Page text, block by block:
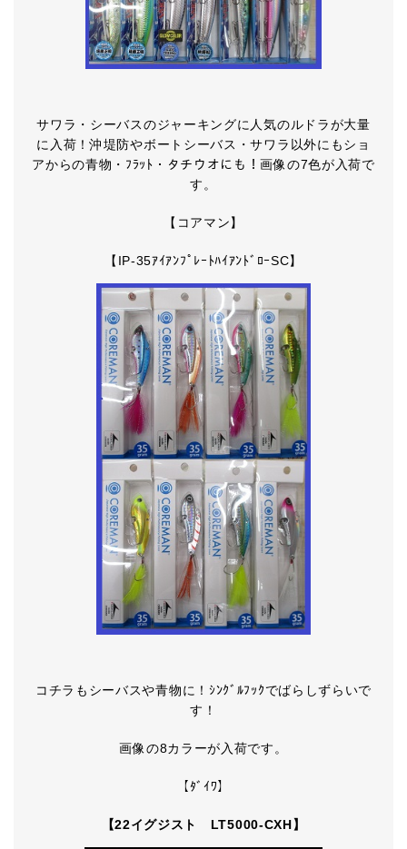
サワラ・シーバスのジャーキングに人気のルドラが大量
に入荷！沖堤防やボートシーバス・サワラ以外にもショ
アからの青物・ﾌﾗｯﾄ・タチウオにも！画像の7色が入荷で
す。
【コアマン】
【IP-35ｱｲｱﾝﾌﾟﾚｰﾄﾊｲｱﾝﾄﾞﾛｰSC】
コチラもシーバスや青物に！ｼﾝｸﾞﾙﾌｯｸでばらしずらいで
す！
画像の8カラーが入荷です。
【ﾀﾞｲﾜ】
【22イグジスト LT5000-CXH】